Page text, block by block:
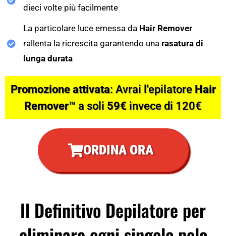
dieci volte più facilmente
La particolare luce emessa da Hair Remover
rallenta la ricrescita garantendo una rasatura di
lunga durata
Promozione attivata: Avrai l'epilatore Hair
Remover™ a soli 59€ invece di 120€
ORDINA ORA
Il Definitivo Depilatore per